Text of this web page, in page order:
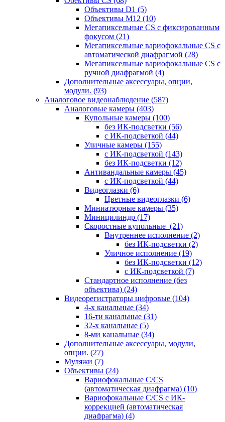
Объективы D1 (5)
Объективы M12 (10)
Мегапиксельные CS c фиксированным
фокусом (21)
Мегапиксельные вариофокальные CS c
автоматической диафрагмой (28)
Мегапиксельные вариофокальные CS c
ручной диафрагмой (4)
Дополнительные аксессуары, опции,
модули. (93)
Аналоговое видеонаблюдение (587)
Аналоговые камеры (403)
Купольные камеры (100)
без ИК-подсветки (56)
с ИК-подсветкой (44)
Уличные камеры (155)
с ИК-подсветкой (143)
без ИК-подсветки (12)
Антивандальные камеры (45)
с ИК-подсветкой (44)
Видеоглазки (6)
Цветные видеоглазки (6)
Миниатюрные камеры (35)
Миницилиндр (17)
Скоростные купольные (21)
Внутреннее исполнение (2)
без ИК-подсветки (2)
Уличное исполнение (19)
без ИК-подсветки (12)
с ИК-подсветкой (7)
Стандартное исполнение (без
объектива) (24)
Видеорегистраторы цифровые (104)
4-х канальные (34)
16-ти канальные (31)
32-х канальные (5)
8-ми канальные (34)
Дополнительные аксессуары, модули,
опции. (27)
Муляжи (7)
Объективы (24)
Вариофокальные C/CS
(автоматическая диафрагма) (10)
Вариофокальные C/CS с ИК-
коррекцией (автоматическая
диафрагма) (4)